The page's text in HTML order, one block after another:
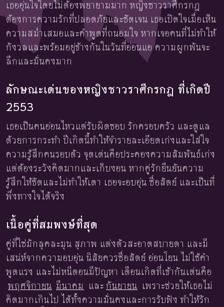
เธออุ่นใจโดยไม่ต้องพยายามมาก หญิงชาวราศีกรกฎ
ต้องการความรักที่ปลอดภัยและชัดเจน เธอเปิดใจเมื่อเห็น
ความสม่ำเสมอและคำพูดที่ถนอมใจ หากเจอคนที่ไม่ทำให้
กังวลและพร้อมอยู่ข้างกันในวันที่อ่อนแอ ความผูกพันจะ
ลึกและมั่นคงมาก
ลักษณะเด่นของหญิงชาวราศีกรกฎ ที่เกิดปี
2553
เธอเป็นคนอ่อนไหวแต่รับผิดชอบ รักครอบครัว และดูแล
ด้วยการกระทำ ปีเกิดนี้ทำให้จำรายละเอียดเก่งและใส่ใจ
ความรู้สึกคนรอบตัว จุดเด่นคือประคองความสัมพันธ์เก่ง
แต่ต้องระวังคิดมากและเก็บงอน หากคู่รักยืนยันความ
รู้สึกให้ชัดและไม่ทำให้เดา เธอจะอบอุ่น ซื่อสัตย์ และเป็นที่
พึ่งทางใจได้จริง
เนื้อคู่ที่สมพงษ์ที่สุด
คู่ที่ใช่มักลุคละมุน สุภาพ แต่งตัวสะอาดสบายตา และมี
เสน่ห์จากความอบอุ่น นิสัยควรซื่อสัตย์ อ่อนโยน ไม่ใช้คำ
พูดแรง และไม่หนีตอนมีปัญหา เดือนเกิดที่เข้ากันเด่นคือ
พฤศจิกายน มีนาคม และ กันยายน เพราะช่วยให้เธอไม่
คิดมากเกินไป ได้ทั้งความมั่นคงและการรับฟัง ทำให้รัก